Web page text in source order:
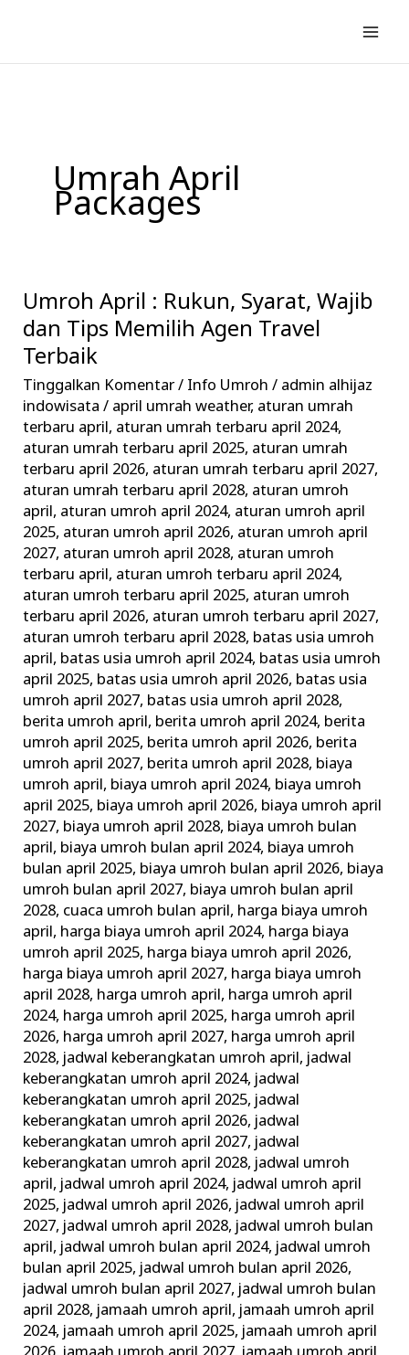
konten
Umrah April
Packages
Umroh April : Rukun, Syarat, Wajib
dan Tips Memilih Agen Travel
Terbaik
Tinggalkan Komentar/ Info Umroh / admin alhijaz
indowisata/ april umrah weather, aturan umrah
terbaru april, aturan umrah terbaru april 2024,
aturan umrah terbaru april 2025, aturan umrah
terbaru april 2026, aturan umrah terbaru april 2027,
aturan umrah terbaru april 2028, aturan umroh
april, aturan umroh april 2024, aturan umroh april
2025, aturan umroh april 2026, aturan umroh april
2027, aturan umroh april 2028, aturan umroh
terbaru april, aturan umroh terbaru april 2024,
aturan umroh terbaru april 2025, aturan umroh
terbaru april 2026, aturan umroh terbaru april 2027,
aturan umroh terbaru april 2028, batas usia umroh
april, batas usia umroh april 2024, batas usia umroh
april 2025, batas usia umroh april 2026, batas usia
umroh april 2027, batas usia umroh april 2028,
berita umroh april, berita umroh april 2024, berita
umroh april 2025, berita umroh april 2026, berita
umroh april 2027, berita umroh april 2028, biaya
umroh april, biaya umroh april 2024, biaya umroh
april 2025, biaya umroh april 2026, biaya umroh april
2027, biaya umroh april 2028, biaya umroh bulan
april, biaya umroh bulan april 2024, biaya umroh
bulan april 2025, biaya umroh bulan april 2026, biaya
umroh bulan april 2027, biaya umroh bulan april
2028, cuaca umroh bulan april, harga biaya umroh
april, harga biaya umroh april 2024, harga biaya
umroh april 2025, harga biaya umroh april 2026,
harga biaya umroh april 2027, harga biaya umroh
april 2028, harga umroh april, harga umroh april
2024, harga umroh april 2025, harga umroh april
2026, harga umroh april 2027, harga umroh april
2028, jadwal keberangkatan umroh april, jadwal
keberangkatan umroh april 2024, jadwal
keberangkatan umroh april 2025, jadwal
keberangkatan umroh april 2026, jadwal
keberangkatan umroh april 2027, jadwal
keberangkatan umroh april 2028, jadwal umroh
april, jadwal umroh april 2024, jadwal umroh april
2025, jadwal umroh april 2026, jadwal umroh april
2027, jadwal umroh april 2028, jadwal umroh bulan
april, jadwal umroh bulan april 2024, jadwal umroh
bulan april 2025, jadwal umroh bulan april 2026,
jadwal umroh bulan april 2027, jadwal umroh bulan
april 2028, jamaah umroh april, jamaah umroh april
2024, jamaah umroh april 2025, jamaah umroh april
Umroh
April
:
Rukun,
Syarat,
Wajib
dan
Tips
Memilih
Agen
Travel
Terbaik